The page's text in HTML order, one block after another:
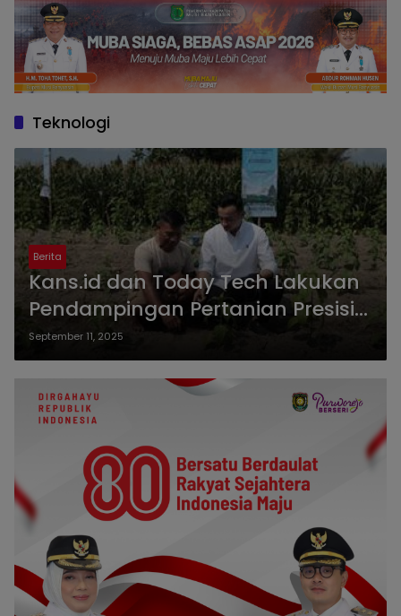
Teknologi
Berita
Kans.id dan Today Tech Lakukan
Pendampingan Pertanian Presisi
Jagung di Sekitar Jalan Tol Solo –
Jogja
September 11, 2025